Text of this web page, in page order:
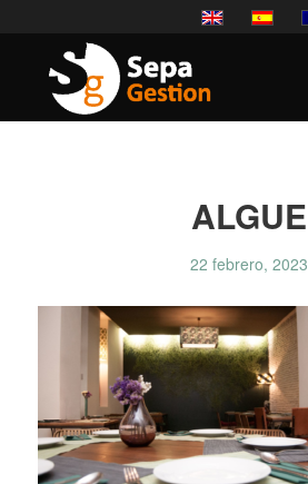
ALGUE
22 febrero, 2023